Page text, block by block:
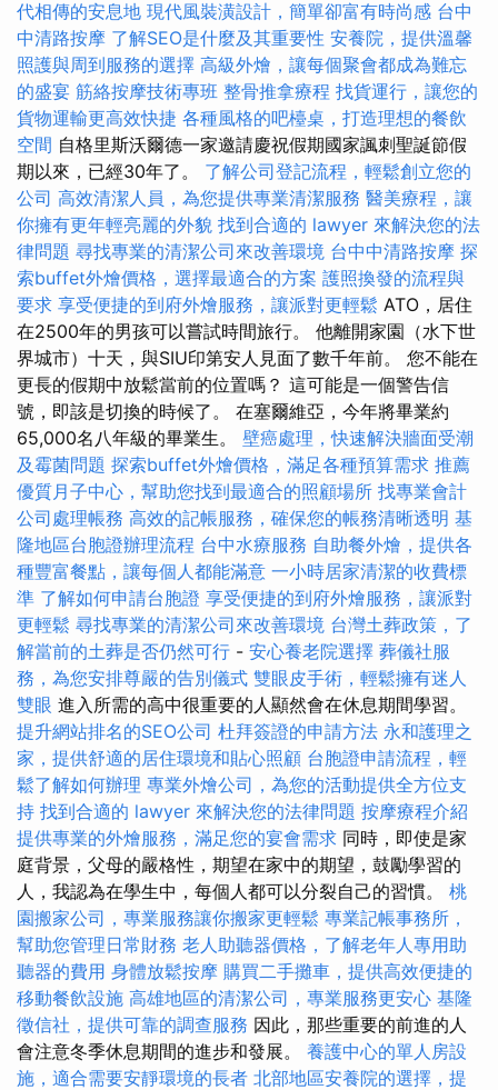
代相傳的安息地 現代風裝潢設計，簡單卻富有時尚感 台中
中清路按摩 了解SEO是什麼及其重要性 安養院，提供溫馨
照護與周到服務的選擇 高級外燴，讓每個聚會都成為難忘
的盛宴 筋絡按摩技術專班 整骨推拿療程 找貨運行，讓您的
貨物運輸更高效快捷 各種風格的吧檯桌，打造理想的餐飲
空間 自格里斯沃爾德一家邀請慶祝假期國家諷刺聖誕節假
期以來，已經30年了。 了解公司登記流程，輕鬆創立您的
公司 高效清潔人員，為您提供專業清潔服務 醫美療程，讓
你擁有更年輕亮麗的外貌 找到合適的 lawyer 來解決您的法
律問題 尋找專業的清潔公司來改善環境 台中中清路按摩 探
索buffet外燴價格，選擇最適合的方案 護照換發的流程與
要求 享受便捷的到府外燴服務，讓派對更輕鬆 ATO，居住
在2500年的男孩可以嘗試時間旅行。 他離開家園（水下世
界城市）十天，與SIU印第安人見面了數千年前。 您不能在
更長的假期中放鬆當前的位置嗎？ 這可能是一個警告信
號，即該是切換的時候了。 在塞爾維亞，今年將畢業約
65,000名八年級的畢業生。 壁癌處理，快速解決牆面受潮
及霉菌問題 探索buffet外燴價格，滿足各種預算需求 推薦
優質月子中心，幫助您找到最適合的照顧場所 找專業會計
公司處理帳務 高效的記帳服務，確保您的帳務清晰透明 基
隆地區台胞證辦理流程 台中水療服務 自助餐外燴，提供各
種豐富餐點，讓每個人都能滿意 一小時居家清潔的收費標
準 了解如何申請台胞證 享受便捷的到府外燴服務，讓派對
更輕鬆 尋找專業的清潔公司來改善環境 台灣土葬政策，了
解當前的土葬是否仍然可行 - 安心養老院選擇 葬儀社服
務，為您安排尊嚴的告別儀式 雙眼皮手術，輕鬆擁有迷人
雙眼 進入所需的高中很重要的人顯然會在休息期間學習。
提升網站排名的SEO公司 杜拜簽證的申請方法 永和護理之
家，提供舒適的居住環境和貼心照顧 台胞證申請流程，輕
鬆了解如何辦理 專業外燴公司，為您的活動提供全方位支
持 找到合適的 lawyer 來解決您的法律問題 按摩療程介紹
提供專業的外燴服務，滿足您的宴會需求 同時，即使是家
庭背景，父母的嚴格性，期望在家中的期望，鼓勵學習的
人，我認為在學生中，每個人都可以分裂自己的習慣。 桃
園搬家公司，專業服務讓你搬家更輕鬆 專業記帳事務所，
幫助您管理日常財務 老人助聽器價格，了解老年人專用助
聽器的費用 身體放鬆按摩 購買二手攤車，提供高效便捷的
移動餐飲設施 高雄地區的清潔公司，專業服務更安心 基隆
徵信社，提供可靠的調查服務 因此，那些重要的前進的人
會注意冬季休息期間的進步和發展。 養護中心的單人房設
施，適合需要安靜環境的長者 北部地區安養院的選擇，提